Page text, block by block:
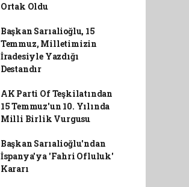
Ortak Oldu
Başkan Sarıalioğlu, 15
Temmuz, Milletimizin
İradesiyle Yazdığı
Destandır
AK Parti Of Teşkilatından
15 Temmuz'un 10. Yılında
Milli Birlik Vurgusu
Başkan Sarıalioğlu'ndan
İspanya'ya 'Fahri Ofluluk'
Kararı